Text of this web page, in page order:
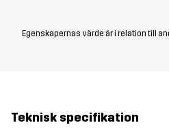
Egenskapernas värde är i relation till
Teknisk specifikation